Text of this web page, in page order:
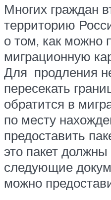
Многих граждан
территорию
о том, как можно
миграционную
Для продления
пересекать
обратится в
по месту
предоставить
это пакет должны
следующие
можно